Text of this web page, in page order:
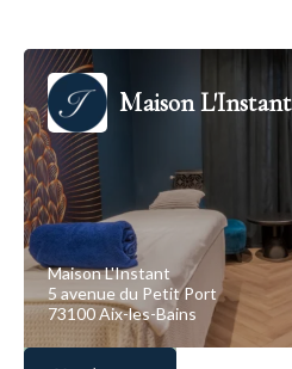
Maison L'Instant
Maison L'Instant
5 avenue du Petit Port
73100 Aix-les-Bains